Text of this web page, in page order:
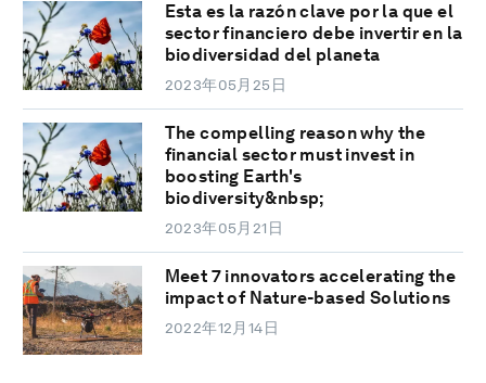
Esta es la razón clave por la que el
sector financiero debe invertir en la
biodiversidad del planeta
2023年05月25日
The compelling reason why the
financial sector must invest in
boosting Earth's
biodiversity&nbsp;
2023年05月21日
Meet 7 innovators accelerating the
impact of Nature-based Solutions
2022年12月14日